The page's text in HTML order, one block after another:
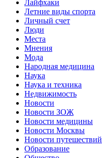
Лайфхаки
Летние виды спорта
Личный счет
Люди
Места
Мнения
Мода
Народная медицина
Наука
Наука и техника
Недвижимость
Новости
Новости ЗОЖ
Новости медицины
Новости Москвы
Новости путешествий
Образование